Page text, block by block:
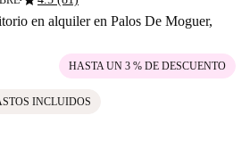
en alquiler en Palos De Moguer,
HASTA UN 3 % DE DESCUENTO
INCLUIDOS